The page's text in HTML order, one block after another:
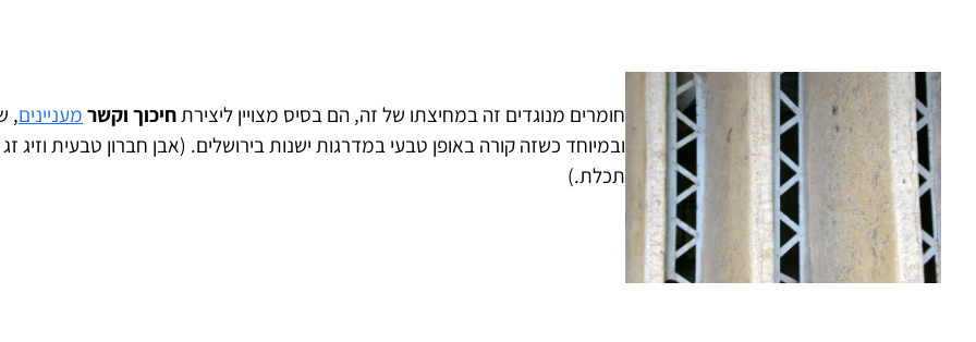
חומרים מנוגדים זה במחיצתו של זה, הם בסיס מצויין ליצירתחיכוך וקשר מעניינים,
ובמיוחד כשזה קורה באופן טבעי במדרגות ישנות בירושלים. (אבן חברון טבעית וזיג
תכלת.)